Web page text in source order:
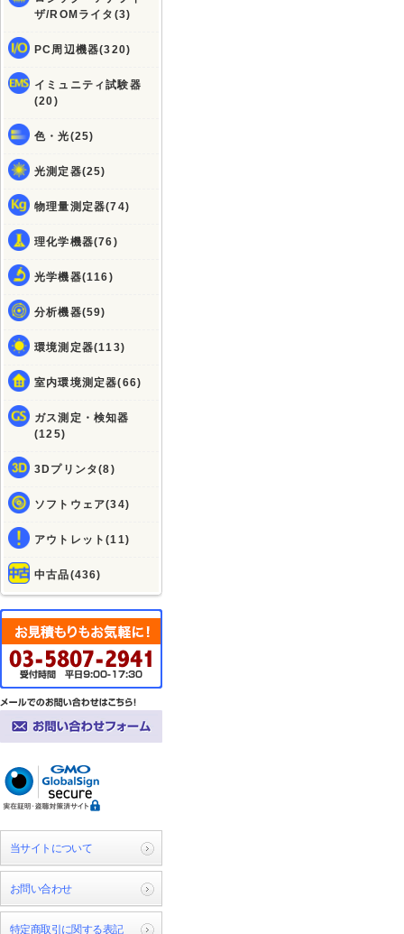
ザ/ROMライタ(3)
PC周辺機器(320)
イミュニティ試験器
(20)
色・光(25)
光測定器(25)
物理量測定器(74)
理化学機器(76)
光学機器(116)
分析機器(59)
環境測定器(113)
室内環境測定器(66)
ガス測定・検知器
(125)
3Dプリンタ(8)
ソフトウェア(34)
アウトレット(11)
中古品(436)
当サイトについて
お問い合わせ
特定商取引に関する表記